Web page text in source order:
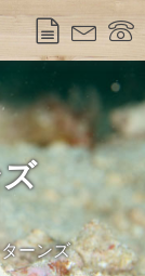
ーンズ